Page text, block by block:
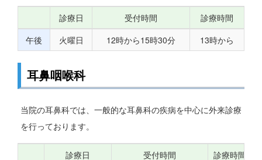
診療日 受付時間
診療時間
午後
火曜日 12時から15時30分 13時から
耳鼻咽喉科
当院の耳鼻科では、一般的な耳鼻科の疾病を中心に外来診療
を行っております。
診療日 受付時間
診療時間